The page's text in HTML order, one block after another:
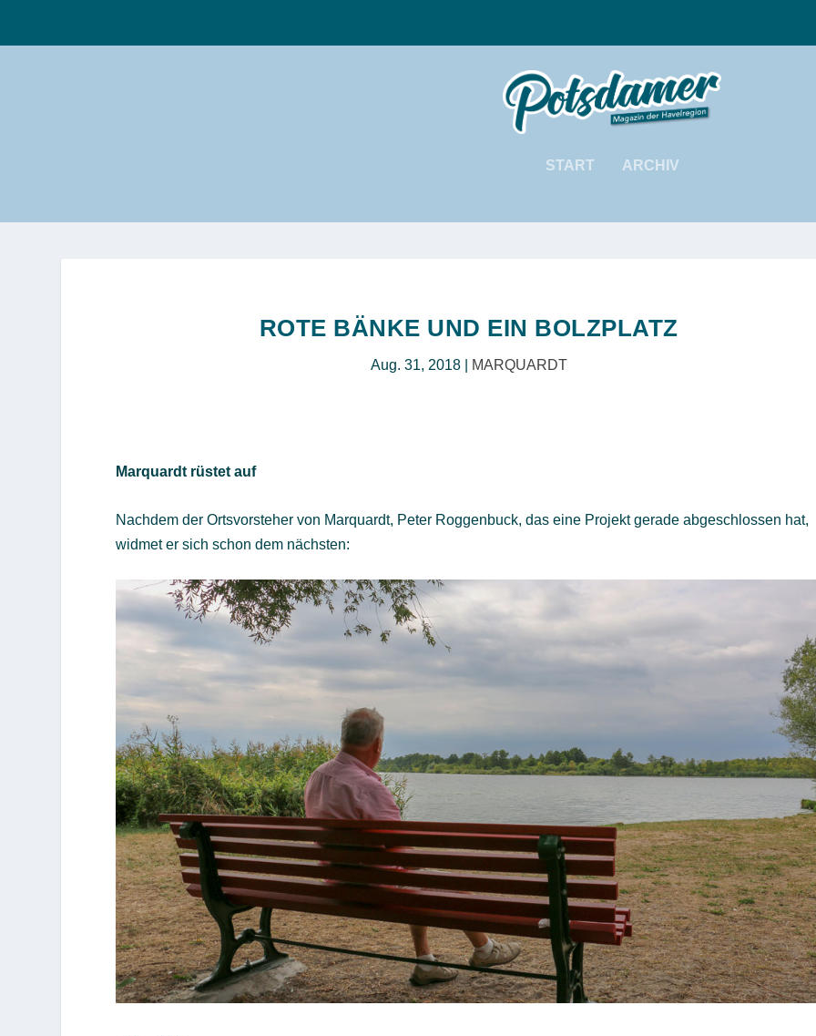
START ARCHIV
ROTE BÄNKE UND EIN BOLZPLATZ
Aug. 31, 2018| MARQUARDT
Marquardt rüstet auf
Nachdem der Ortsvorsteher von Marquardt, Peter Roggenbuck, das eine Projekt gerade abgeschlossen hat,
widmet er sich schon dem nächsten: